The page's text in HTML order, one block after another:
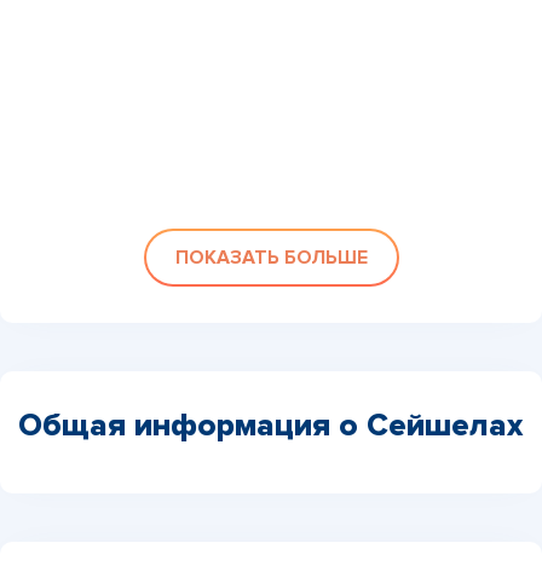
ПОКАЗАТЬ БОЛЬШЕ
Общая информация о Сейшелах